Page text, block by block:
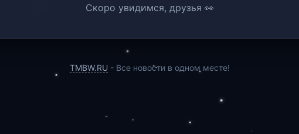
Скоро увидимся, друзья 👀
TMBW.RU - Все новости в одном месте!